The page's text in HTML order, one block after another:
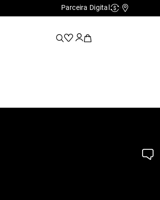
Parceira Digital Cashback